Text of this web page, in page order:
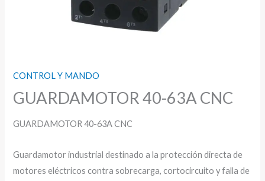
CONTROL Y MANDO
GUARDAMOTOR 40-63A CNC
GUARDAMOTOR 40-63A CNC
Guardamotor industrial destinado a la protección directa de
motores eléctricos contra sobrecarga, cortocircuito y falla de